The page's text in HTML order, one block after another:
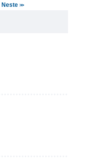
Neste>>